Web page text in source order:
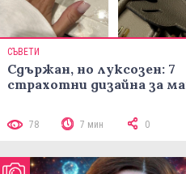
СЪВЕТИ
Сдържан, но луксозен: 7
страхотни дизайна за
78 7 мин 0